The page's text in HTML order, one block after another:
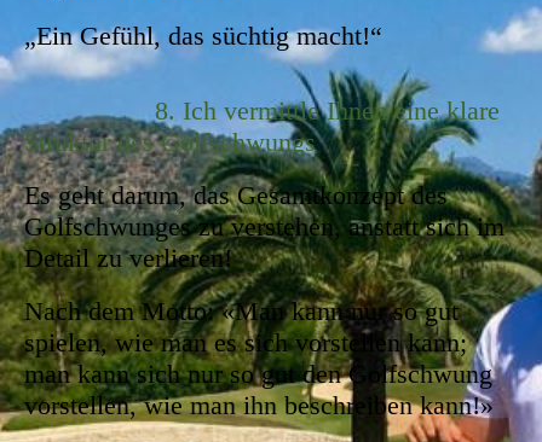
„Ein Gefühl, das süchtig macht!“
8. Ich vermittle Ihnen eine klare
Struktur des Golfschwungs
Es geht darum, das Gesamtkonzept des
Golfschwunges zu verstehen, anstatt sich im
Detail zu verlieren!
Nach dem Motto: «Man kann nur so gut
spielen, wie man es sich vorstellen kann;
man kann sich nur so gut den Golfschwung
vorstellen, wie man ihn beschreiben kann!»